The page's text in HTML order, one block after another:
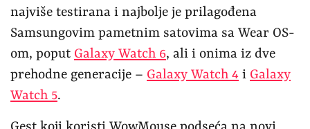
najviše testirana i najbolje je prilagođena
Samsungovim pametnim satovima sa Wear OS-
om, poput Galaxy Watch 6, ali i onima iz dve
prehodne generacije – Galaxy Watch 4 i Galaxy
Watch 5.